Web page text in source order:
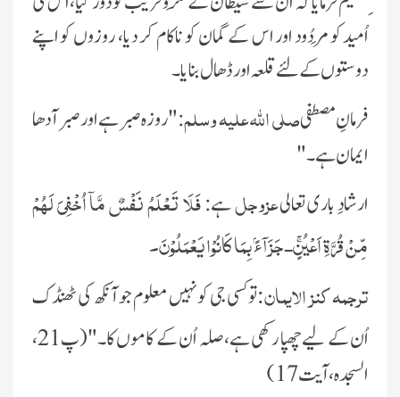
اُمید کو مَردُود اور اس کے گمان کو ناکام کر دیا، روزوں کو اپنے
دوستوں کے لئے قلعہ اور ڈھال بنایا۔
فرمانِ مصطفیصلی اللہ علیہ وسلم:"روزہ صبر ہے اور صبرآ دھا
ایمان ہے۔"
ارشادِ باری تعالیعزوجلہے:فَلَا تَعْلَمُ نَفْسٌ مَّاۤ اُخْفِیَ لَهُمْ
مِّنْ قُرَّةِ اَعْیُنٍۚ-جَزَآءًۢ بِمَا كَانُوْا یَعْمَلُوْنَ۔
ترجمہ کنز الایمان:تو کسی جی کو نہیں معلوم جو آنکھ کی ٹھنڈک
اُن کے لیے چھپا رکھی ہے، صلہ
اُن کے کاموں کا۔"(پ21،
السجدہ، آیت17)